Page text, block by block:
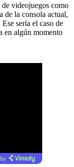
de videojuegos como
la consola actual,
sería el caso de
en algún momento